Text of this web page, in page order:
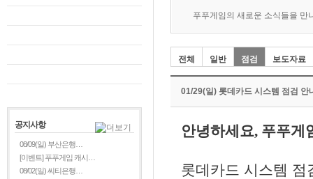
공지사항
08/09(일) 부산은행…
[이벤트] 푸푸게임 캐시…
08/02(일) 씨티은행…
푸푸게임의 새로운 소식들을 만
전체 일반 점검 보도자료
01/29(일) 롯데카드 시스템 점검 안
안녕하세요, 푸푸게
롯데카드 시스템 점